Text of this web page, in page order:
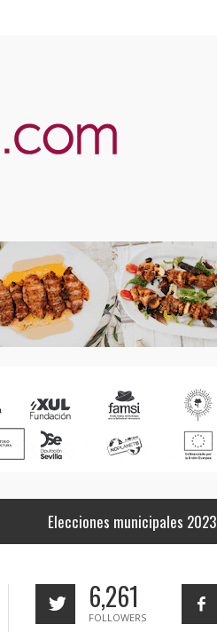
Elecciones municipales 2023
6,261
FOLLOWERS